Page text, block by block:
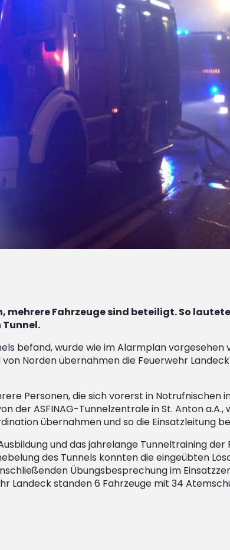
mehrere Fahrzeuge sind beteiligt. So
befand, wurde wie im Alarmplan
Norden übernahmen die Feuerwehr
Personen, die sich vorerst in Notrufnischen
der ASFINAG-Tunnelzentrale in St. Anton
übernahmen und so die Einsatzleitung
und das jahrelange Tunneltraining
des Tunnels konnten die eingeübten
Übungsbesprechung im
Landeck standen 6 Fahrzeuge mit 34